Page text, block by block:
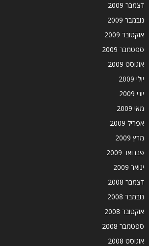
דצמבר 2009
נובמבר 2009
אוקטובר 2009
ספטמבר 2009
אוגוסט 2009
יולי 2009
יוני 2009
מאי 2009
אפריל 2009
מרץ 2009
פברואר 2009
ינואר 2009
דצמבר 2008
נובמבר 2008
אוקטובר 2008
ספטמבר 2008
אוגוסט 2008